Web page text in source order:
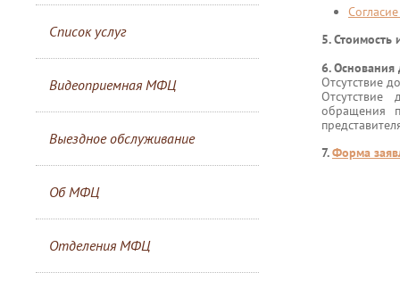
Список услуг
Видеоприемная МФЦ
Выездное обслуживание
Об МФЦ
Отделения МФЦ
5.
6. Основания
Отсутствие
Отсутствие
обращения
7.Форма